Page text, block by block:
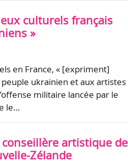
culturels français
»
en France, « [expriment]
ukrainien et aux artistes
militaire lancée par le
le…
artistique de
Zélande